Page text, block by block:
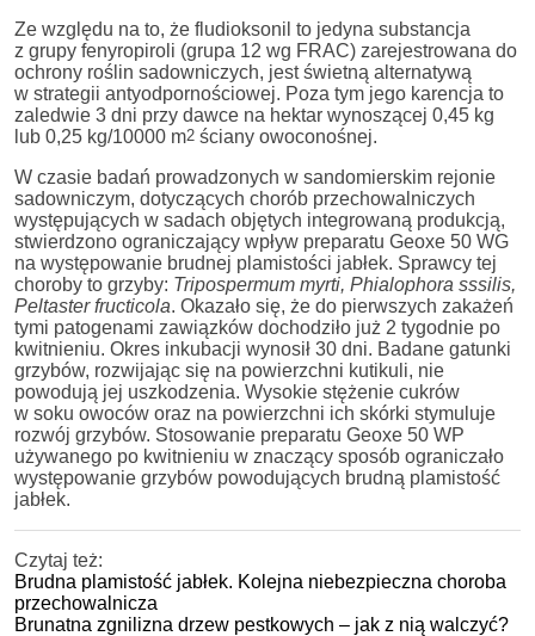
Ze względu na to, że fludioksonil to jedyna substancja
z grupy fenyropiroli (grupa 12 wg FRAC) zarejestrowana do
ochrony roślin sadowniczych, jest świetną alternatywą
w strategii antyodpornościowej. Poza tym jego karencja to
zaledwie 3 dni przy dawce na hektar wynoszącej 0,45 kg
lub 0,25 kg/10000 m2 ściany owoconośnej.
W czasie badań prowadzonych w sandomierskim rejonie
sadowniczym, dotyczących chorób przechowalniczych
występujących w sadach objętych integrowaną produkcją,
stwierdzono ograniczający wpływ preparatu Geoxe 50 WG
na występowanie brudnej plamistości jabłek. Sprawcy tej
choroby to grzyby: Tripospermum myrti, Phialophora sssilis,
Peltaster fructicola. Okazało się, że do pierwszych zakażeń
tymi patogenami zawiązków dochodziło już 2 tygodnie po
kwitnieniu. Okres inkubacji wynosił 30 dni. Badane gatunki
grzybów, rozwijając się na powierzchni kutikuli, nie
powodują jej uszkodzenia. Wysokie stężenie cukrów
w soku owoców oraz na powierzchni ich skórki stymuluje
rozwój grzybów. Stosowanie preparatu Geoxe 50 WP
używanego po kwitnieniu w znaczący sposób ograniczało
występowanie grzybów powodujących brudną plamistość
jabłek.
Czytaj też:
Brudna plamistość jabłek. Kolejna niebezpieczna choroba
przechowalnicza
Brunatna zgnilizna drzew pestkowych – jak z nią walczyć?